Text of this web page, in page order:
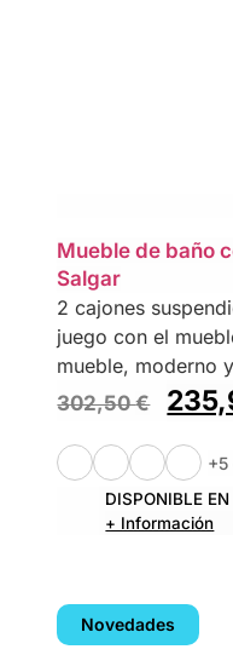
Mueble de baño
Salgar
2 cajones
juego con el
mueble, moderno
302,50€
DISPONIBLE
+ Información
Novedades